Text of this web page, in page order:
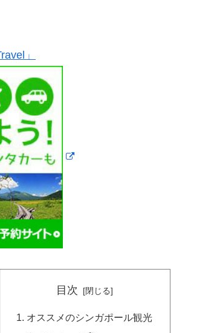
」
目次
オススメのシンガポール観光